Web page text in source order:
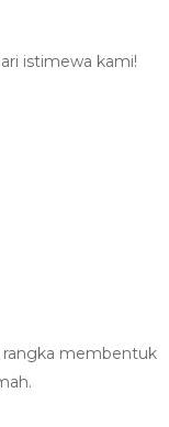
istimewa kami!
rangka membentuk